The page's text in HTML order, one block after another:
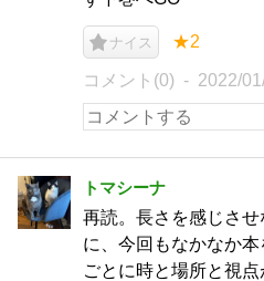
ナイス ★2
コメント(0) 2022/
トマシーナ
再読。長さを感じさ
に、今回もなかなか
ごとに時と場所と視